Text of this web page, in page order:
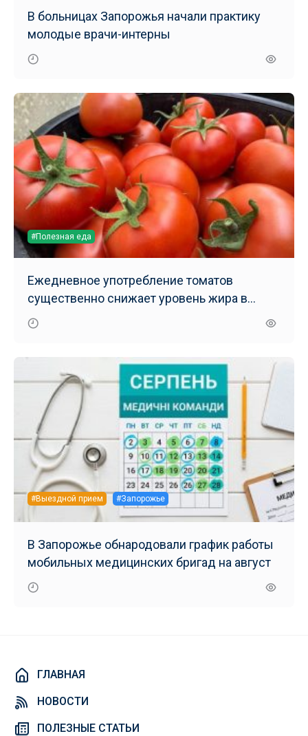
В больницах Запорожья начали практику
молодые врачи-интерны
#Полезная еда
Ежедневное употребление томатов
существенно снижает уровень жира в
печени – результаты нового исследования
#Выездной прием #Запорожье
В Запорожье обнародовали график работы
мобильных медицинских бригад на август
ГЛАВНАЯ
НОВОСТИ
ПОЛЕЗНЫЕ СТАТЬИ